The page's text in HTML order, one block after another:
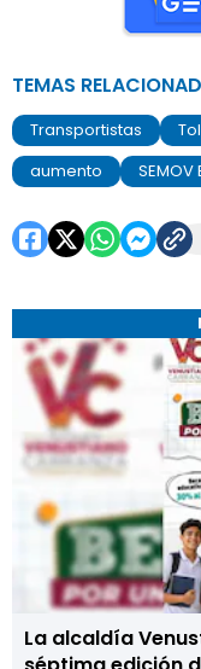
La alcaldía
TEMAS
Transportistas
aumento